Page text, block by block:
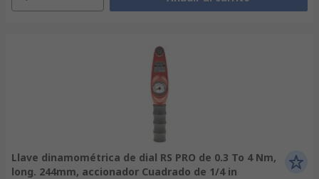
Llave dinamométrica de dial RS PRO de 0.3 To 4 Nm,
long. 244mm, accionador Cuadrado de 1/4 in